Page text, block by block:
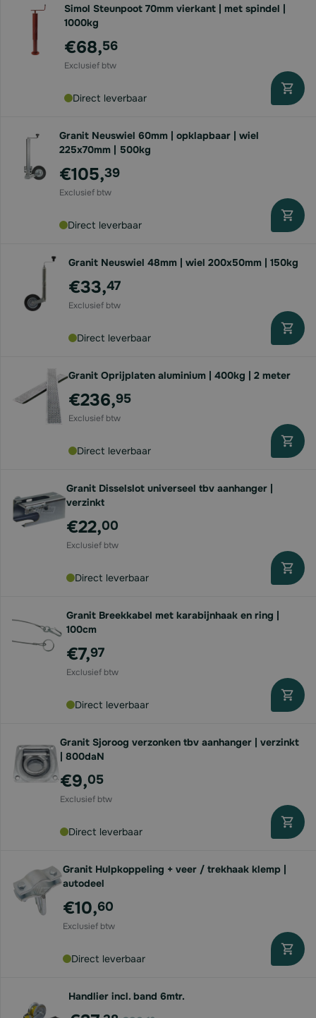
Simol Steunpoot 70mm vierkant | met spindel |
1000kg
€68,56
Direct leverbaar
Granit Neuswiel 60mm | opklapbaar | wiel
225x70mm | 500kg
€105,39
Direct leverbaar
Granit Neuswiel 48mm | wiel 200x50mm | 150kg
€33,47
Direct leverbaar
Granit Oprijplaten aluminium | 400kg | 2 meter
€236,95
Direct leverbaar
Granit Disselslot universeel tbv aanhanger |
verzinkt
€22,00
Direct leverbaar
Granit Breekkabel met karabijnhaak en ring |
100cm
€7,97
Direct leverbaar
Granit Sjoroog verzonken tbv aanhanger | verzinkt
| 800daN
€9,05
Direct leverbaar
Granit Hulpkoppeling + veer / trekhaak klemp |
autodeel
€10,60
Direct leverbaar
Handlier incl. band 6mtr.
Voor